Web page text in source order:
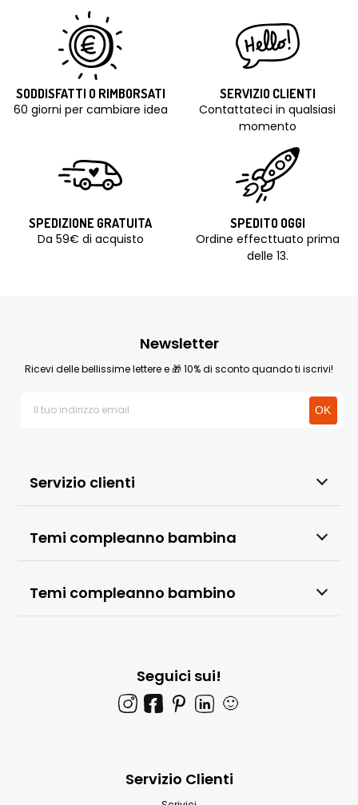
SODDISFATTI O RIMBORSATI
60 giorni per cambiare idea
SERVIZIO CLIENTI
Contattateci in qualsiasi
momento
SPEDIZIONE GRATUITA
Da 59€ di acquisto
SPEDITO OGGI
Ordine effecttuato prima
delle 13.
Servizio clienti
Temi compleanno bambina
Temi compleanno bambino
Newsletter
Ricevi delle bellissime lettere e 🎁 10% di sconto quando ti iscrivi!
Seguici sui!
🙂
Servizio Clienti